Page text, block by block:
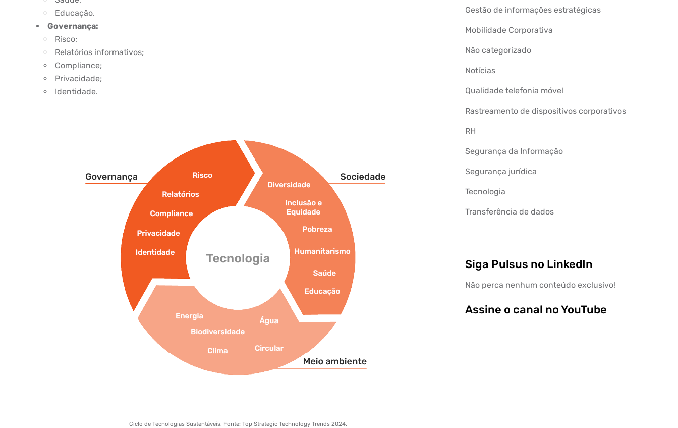
Educação.
Governança:
Risco;
Relatórios informativos;
Compliance;
Privacidade;
Identidade.
Ciclo de Tecnologias Sustentáveis, Fonte: Top Strategic Technology Trends 2024.
Gestão de informações estratégicas
Mobilidade Corporativa
Não categorizado
Notícias
Qualidade telefonia móvel
Rastreamento de dispositivos corporativos
RH
Segurança da Informação
Segurança jurídica
Tecnologia
Transferência de dados
Siga Pulsus no LinkedIn
Não perca nenhum conteúdo exclusivo!
Assine o canal no YouTube